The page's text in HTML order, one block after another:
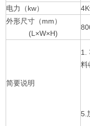
电力（kw）
外形尺寸（mm）
(L×W×H)
简要说明
1.
料
5.